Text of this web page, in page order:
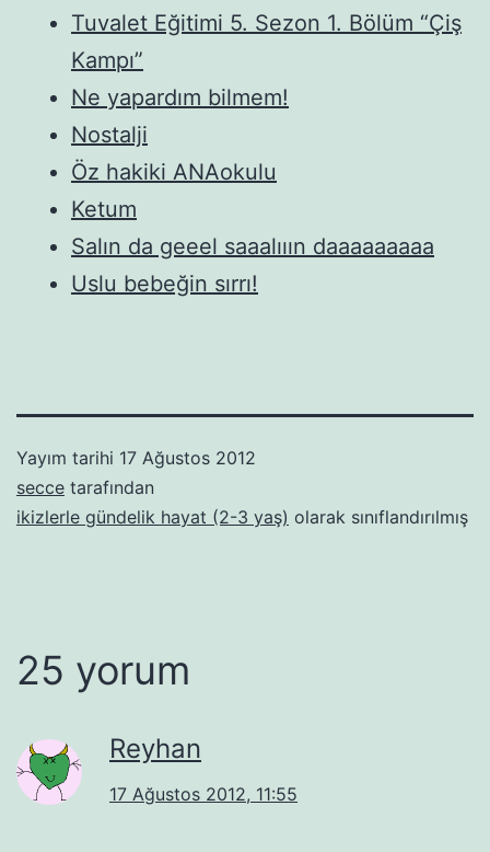
Tuvalet Eğitimi 5. Sezon 1. Bölüm “Çiş
Kampı”
Ne yapardım bilmem!
Nostalji
Öz hakiki ANAokulu
Ketum
Salın da geeel saaalııın daaaaaaaaa
Uslu bebeğin sırrı!
Yayım tarihi 17 Ağustos 2012
secce tarafından
ikizlerle gündelik hayat (2-3 yaş) olarak sınıflandırılmış
25 yorum
Reyhan
17 Ağustos 2012, 11:55